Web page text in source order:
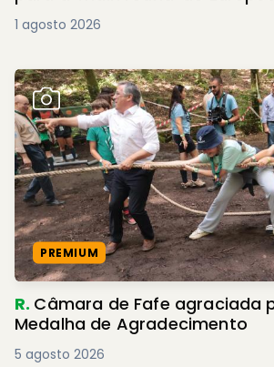
1 agosto 2026
PREMIUM
R. Câmara de Fafe agraciada pelo
Medalha de Agradecimento
5 agosto 2026